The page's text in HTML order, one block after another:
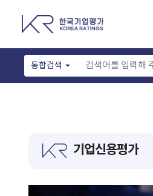
통합검색
기업신용평가